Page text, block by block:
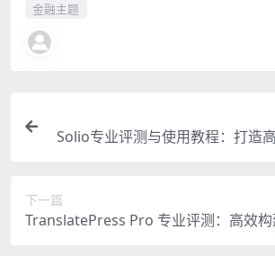
金融主题
Solio专业评测与使用教程：打造
下一篇
TranslatePress Pro 专业评测：高效构